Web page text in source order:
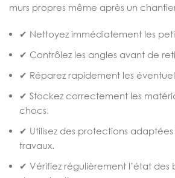
murs propres même après un
✔ Nettoyez immédiatement les
✔ Contrôlez les angles avant de
✔ Réparez rapidement les
✔ Stockez correctement les
chocs.
✔ Utilisez des protections
travaux.
✔ Vérifiez régulièrement l’état des